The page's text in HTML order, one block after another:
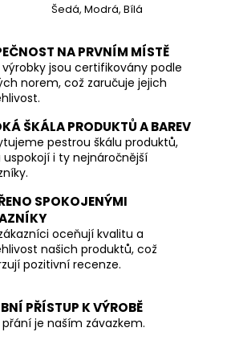
Šedá, Modrá, Bílá
NA PRVNÍM MÍSTĚ
výrobky jsou certifikovány podle
norem, což zaručuje jejich
ŠKÁLA PRODUKTŮ A BAREV
pestrou škálu produktů,
uspokojí i ty nejnáročnější
SPOKOJENÝMI
oceňují kvalitu a
našich produktů, což
pozitivní recenze.
PŘÍSTUP K VÝROBĚ
přání je naším závazkem.